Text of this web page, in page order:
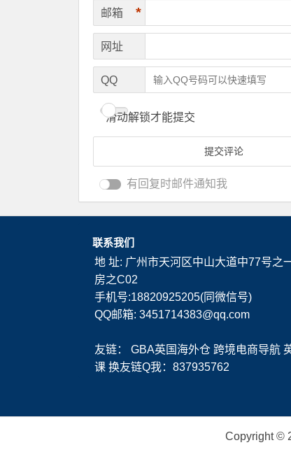
邮箱 *
网址
QQ
滑动解锁才能提交
有回复时邮件通知我
联系我们
地 址: 广州市天河区中山大道中77号之
房之C02
手机号:18820925205(同微信号)
QQ邮箱: 3451714383@qq.com
友链： GBA英国海外仓 跨境电商导航
课 换友链Q我：837935762
Copyright ©